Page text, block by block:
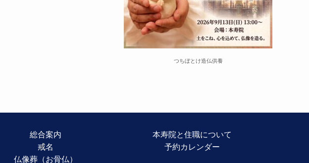
つちぼとけ造仏供養
総合案内
戒名
仏像葬（お骨仏）
本寿院と住職について
予約カレンダー